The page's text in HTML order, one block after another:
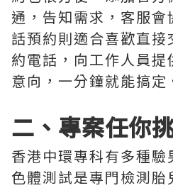
通，告知需求，客服
話預約則適合喜歡直接
約電話，向工作人員提
意向，一分鐘就能搞定
二、專案任你
香港中環專科有多種驗
色體測試是專門檢測胎